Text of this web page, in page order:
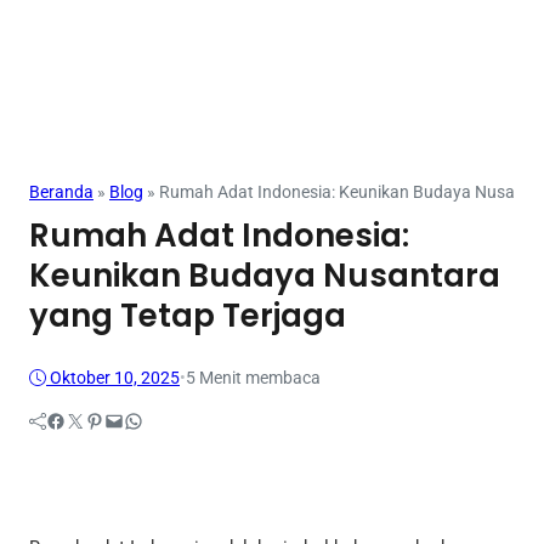
Beranda » Blog » Rumah Adat Indonesia: Keunikan Budaya
Rumah Adat Indonesia:
Keunikan Budaya Nusantara
yang Tetap Terjaga
Oktober 10, 2025•5 Menit membaca
Facebook Twitter Pinterest Mail WhatsApp